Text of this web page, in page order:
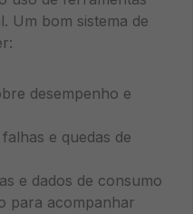
Um bom sistema de
desempenho e
e quedas de
e dados de consumo
para acompanhar